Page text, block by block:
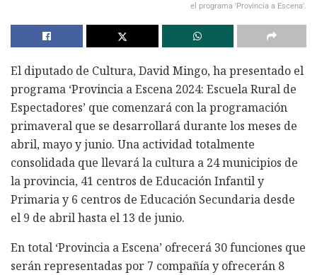
el programa 'Provincia a Escena'.
El diputado de Cultura, David Mingo, ha presentado el
programa ‘Provincia a Escena 2024: Escuela Rural de
Espectadores’ que comenzará con la programación
primaveral que se desarrollará durante los meses de
abril, mayo y junio. Una actividad totalmente
consolidada que llevará la cultura a 24 municipios de
la provincia, 41 centros de Educación Infantil y
Primaria y 6 centros de Educación Secundaria desde
el 9 de abril hasta el 13 de junio.
En total ‘Provincia a Escena’ ofrecerá 30 funciones que
serán representadas por 7 compañía y ofrecerán 8